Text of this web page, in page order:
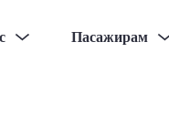
Пасажирам